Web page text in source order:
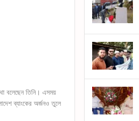
বলেছেন তিনি। এসময়
ব্যাংকের অর্জনও তুলে